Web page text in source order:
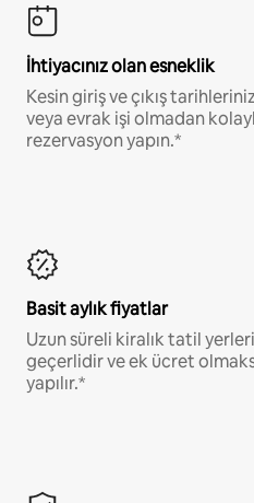
İhtiyacınız olan esneklik
Kesin giriş ve çıkış
veya evrak işi olmadan
rezervasyon yapın.*
Basit aylık fiyatlar
Uzun süreli kiralık tatil
geçerlidir ve ek ücret
yapılır.*